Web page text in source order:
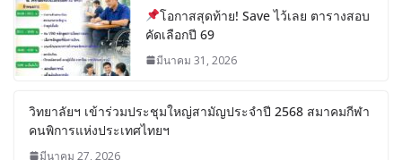
โอกาสสุดท้าย! Save ไว้เลย ตารางสอบ
คัดเลือกปี 69
มีนาคม 31, 2026
วิทยาลัยฯ เข้าร่วมประชุมใหญ่สามัญประจำปี 2568 สมาคมกีฬา
คนพิการแห่งประเทศไทยฯ
มีนาคม 27, 2026